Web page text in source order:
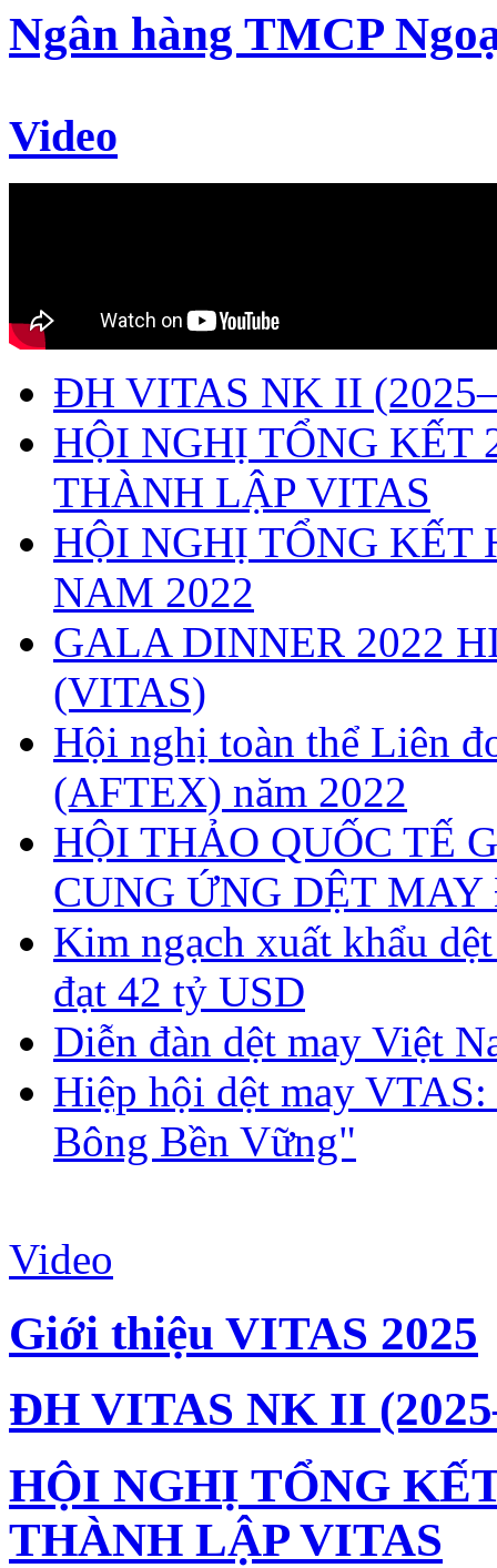
Ngân hàng TMCP
Video
ĐH VITAS NK II
HỘI NGHỊ TỔNG
THÀNH LẬP VITAS
HỘI NGHỊ TỔNG KẾT
NAM 2022
GALA DINNER 2022
(VITAS)
Hội nghị toàn thể Liên
(AFTEX) năm 2022
HỘI THẢO QUỐC TẾ
CUNG ỨNG DỆT
Kim ngạch xuất khẩu
đạt 42 tỷ USD
Diễn đàn dệt may Việt
Hiệp hội dệt may
Bông Bền Vững"
Video
Giới thiệu VITAS 2025
ĐH VITAS NK II
HỘI NGHỊ TỔNG
THÀNH LẬP VITAS